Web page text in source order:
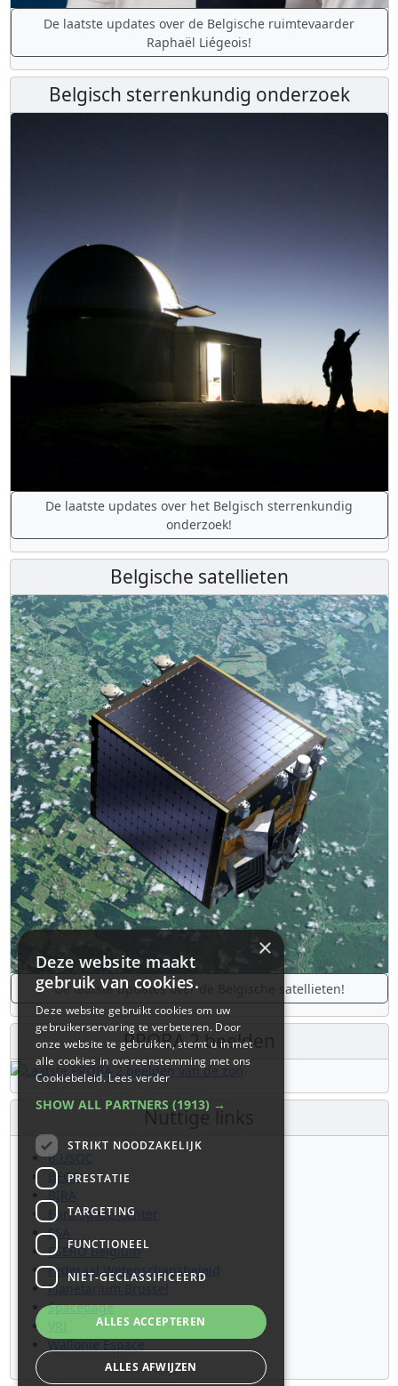
De laatste updates over de Belgische ruimtevaarder
Raphaël Liégeois!
Belgisch sterrenkundig onderzoek
De laatste updates over het Belgisch sterrenkundig
onderzoek!
Belgische satellieten
De laatste updates over de Belgische satellieten!
PROBA 2 beelden
Nuttige links
B.USOC
BEOP
BIRA
Euro Space Center
ESA
ESERO Belgium
Federaal Wetenschapsbeleid
Planetarium Brussel
Spacepage
VRI
Wallonie Espace
×
Deze website maakt
gebruik van cookies.
Deze website gebruikt cookies om uw
gebruikerservaring te verbeteren. Door
onze website te gebruiken, stemt u in met
alle cookies in overeenstemming met ons
Cookiebeleid.Lees verder
SHOW ALL PARTNERS (1913) →
STRIKT NOODZAKELIJK
PRESTATIE
TARGETING
FUNCTIONEEL
NIET-GECLASSIFICEERD
ALLES ACCEPTEREN
ALLES AFWIJZEN